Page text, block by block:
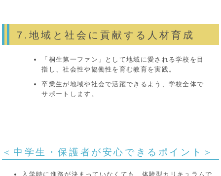
7.地域と社会に貢献する人材育成
「桐生第一ファン」として地域に愛される学校を目
指し、社会性や協働性を育む教育を実践。
卒業生が地域や社会で活躍できるよう、学校全体で
サポートします。
＜中学生・保護者が安心できるポイント＞
入学時に進路が決まっていなくても、体験型カリキュラムで